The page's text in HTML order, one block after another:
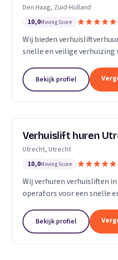
Den Haag, Zuid-Holland
10,0Moving Score
Wij bieden
snelle en veilige verhuizing
Bekijk profiel
Verhuislift huren
Utrecht, Utrecht
10,0Moving Score
Wij verhuren verhuisliften
operators voor een snelle
Bekijk profiel